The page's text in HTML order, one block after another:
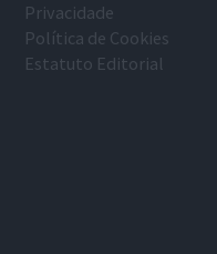
Privacidade
Política de Cookies
Estatuto Editorial